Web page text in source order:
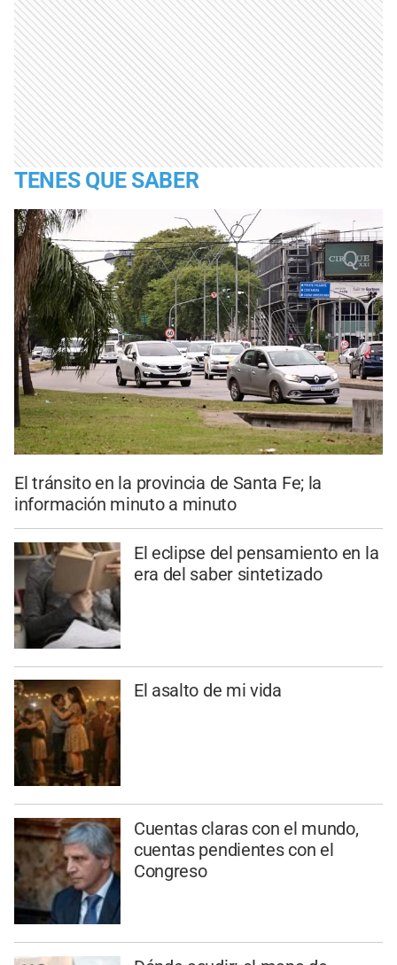
TENES QUE SABER
El tránsito en la provincia de Santa Fe; la
información minuto a minuto
El eclipse del pensamiento en la
era del saber sintetizado
El asalto de mi vida
Cuentas claras con el mundo,
cuentas pendientes con el
Congreso